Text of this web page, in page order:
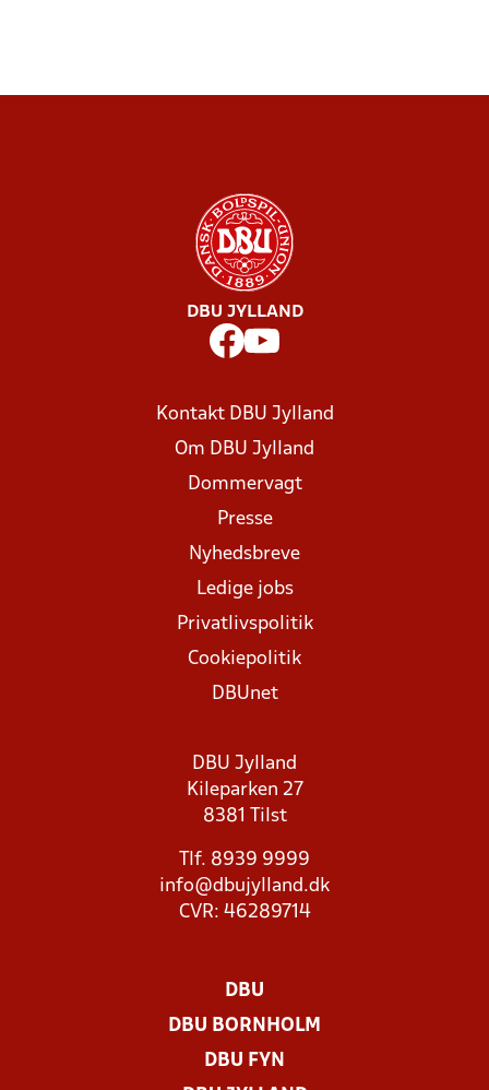
DBU JYLLAND
Kontakt DBU Jylland
Om DBU Jylland
Dommervagt
Presse
Nyhedsbreve
Ledige jobs
Privatlivspolitik
Cookiepolitik
DBUnet
DBU Jylland
Kileparken 27
8381 Tilst
Tlf. 8939 9999
info@dbujylland.dk
CVR: 46289714
DBU
DBU BORNHOLM
DBU FYN